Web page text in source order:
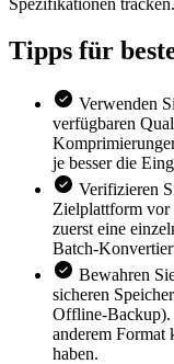
Spezifikationen tracken.
Tipps für
Verwenden
verfügbaren
je besser die
Verifizieren
Zielplattform vor
zuerst eine
Batch-
Bewahren
sicheren
Offline-Backup).
anderem
haben.